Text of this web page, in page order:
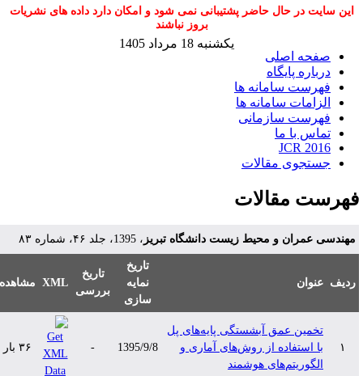
این سایت در حال حاضر پشتیبانی نمی شود و امکان دارد داده های نشریات
بروز نباشند
صفحه اصلی
درباره پایگاه
فهرست سامانه ها
الزامات سامانه ها
فهرست سازمانی
تماس با ما
JCR 2016
جستجوی مقالات
یکشنبه 18 مرداد 1405
مقالات
مهندسی عمران و محیط زیست دانشگاه تبریز، 1395، جلد ۴۶، شماره ۸۳
ردیف عنوان
تاریخ
نمایه
سازی
تاریخ
بررسی
XML مشاهده
تخمین عمق آبشستگی پایه‌های پل
با استفاده از روش‌های آماری و
الگوریتم‌های هوشمند
1395/9/8 ۳۶ بار